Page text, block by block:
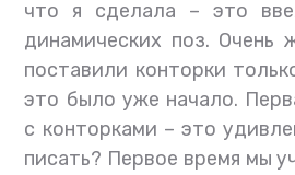
что я сделала – это
динамических поз. Очень
поставили конторки
это было уже начало.
с конторками – это
писать? Первое время мы